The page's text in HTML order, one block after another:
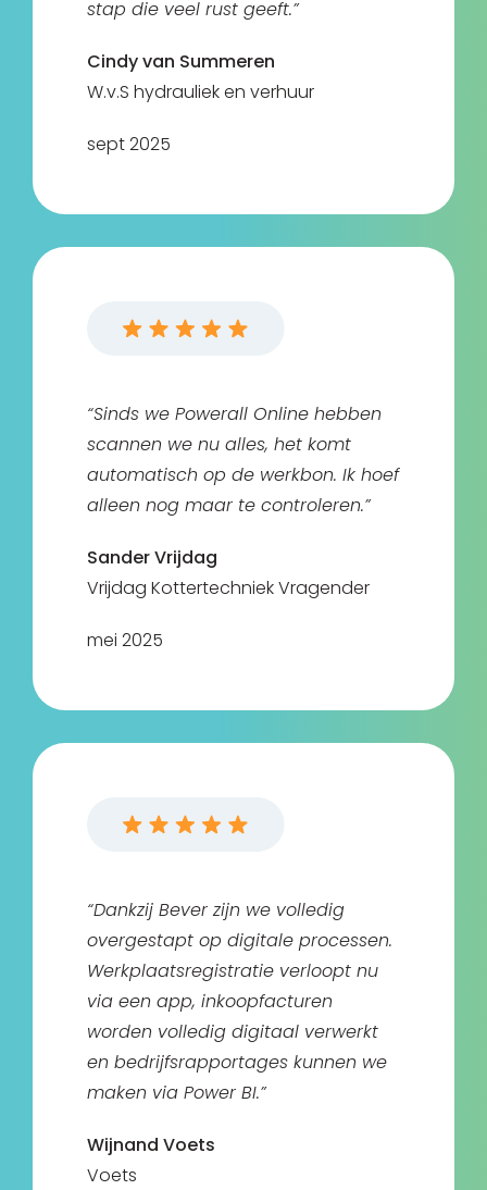
stap die veel rust geeft.”
Cindy van Summeren
W.v.S hydrauliek en verhuur
sept 2025
“Sinds we Powerall Online hebben
scannen we nu alles, het komt
automatisch op de werkbon. Ik hoef
alleen nog maar te controleren.”
Sander Vrijdag
Vrijdag Kottertechniek Vragender
mei 2025
“Dankzij Bever zijn we volledig
overgestapt op digitale processen.
Werkplaatsregistratie verloopt nu
via een app, inkoopfacturen
worden volledig digitaal verwerkt
en bedrijfsrapportages kunnen we
maken via Power BI.”
Wijnand Voets
Voets